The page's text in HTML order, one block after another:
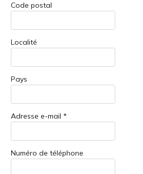
Code postal
Localité
Pays
Adresse e-mail *
Numéro de téléphone